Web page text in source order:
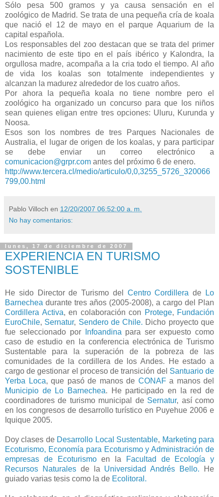
Sólo pesa 500 gramos y ya causa sensación en el
zoológico de Madrid. Se trata de una pequeña cría de koala
que nació el 12 de mayo en el parque Aquarium de la
capital española.
Los responsables del zoo destacan que se trata del primer
nacimiento de este tipo en el país ibérico y Kalondra, la
orgullosa madre, acompaña a la cria todo el tiempo. Al año
de vida los koalas son totalmente independientes y
alcanzan la madurez alrededor de los cuatro años.
Por ahora la pequeña koala no tiene nombre pero el
zoológico ha organizado un concurso para que los niños
sean quienes eligan entre tres opciones: Uluru, Kurunda y
Noosa.
Esos son los nombres de tres Parques Nacionales de
Australia, el lugar de origen de los koalas, y para participar
se debe enviar un correo electrónico a
comunicacion@grpr.com antes del próximo 6 de enero.
http://www.tercera.cl/medio/articulo/0,0,3255_5726_320066
799,00.html
Pablo Villoch en 12/20/2007 06:52:00 a. m.
No hay comentarios:
lunes, 17 de diciembre de 2007
EXPERIENCIA EN TURISMO
SOSTENIBLE
He sido Director de Turismo del Centro Cordillera de
Lo
Barnechea durante tres años (2005-2008), a cargo del Plan
Cordillera Activa, en colaboración con Protege, Fundación
EuroChile, Sernatur, Sendero de Chile. Dicho proyecto que
fue seleccionado por
Infoandina para ser expuesto como
caso de estudio en la conferencia electrónica de Turismo
Sustentable para la superación de la pobreza de las
comunidades de la cordillera de los Andes. He estado a
cargo de gestionar el proceso de transición del Santuario de
Yerba Loca, que pasó de manos de CONAFa manos del
Municipio de Lo Barnechea. He participado en la red de
coordinadores de turismo municipal de Sernatur, así como
en los congresos de desarrollo turístico en Puyehue 2006 e
Iquique 2005.
Doy clases de Desarrollo Local Sustentable, Marketing para
Ecoturismo, Economía para Ecoturismo y Administración de
empresas de Ecoturismoen la
Facultad de Ecología y
Recursos Naturalesde la Universidad Andrés Bello. He
guiado varias tesis como la de Ecolitoral.